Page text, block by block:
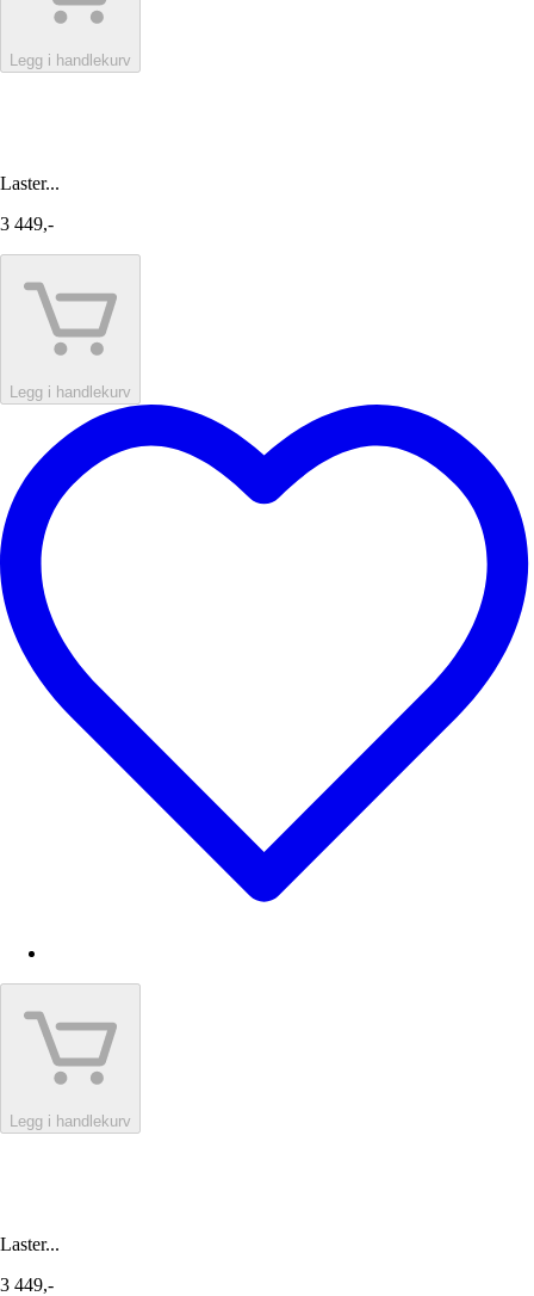
Legg i handlekurv
Laster...
3 449,-
Legg i handlekurv
Legg i handlekurv
Laster...
3 449,-